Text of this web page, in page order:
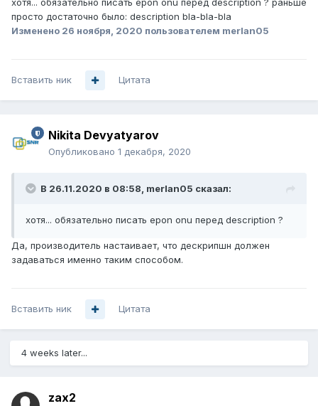
хотя... обязательно писать epon onu перед description ? раньше
просто достаточно было: description bla-bla-bla
Изменено 26 ноября, 2020 пользователем merlan05
Вставить ник Цитата
Nikita Devyatyarov
Опубликовано 1 декабря, 2020
В 26.11.2020 в 08:58, merlan05 сказал:
хотя... обязательно писать epon onu перед description ?
Да, производитель настаивает, что дескрипшн должен
задаваться именно таким способом.
Вставить ник Цитата
4 weeks later...
zax2